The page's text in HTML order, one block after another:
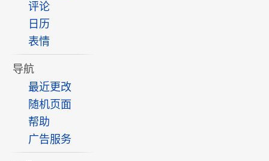
评论
日历
表情
导航
最近更改
随机页面
帮助
广告服务